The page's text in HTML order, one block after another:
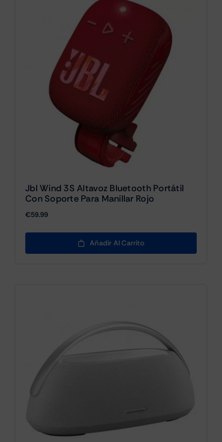
Jbl Wind 3S Altavoz Bluetooth Portátil
Con Soporte Para Manillar Rojo
€59.99
Añadir Al Carrito